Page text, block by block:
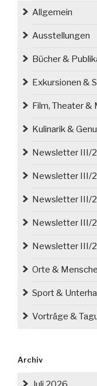
Menschen
Allgemein
Ausstellungen
Bücher &
Exkursionen &
Film, Theater &
Kulinarik &
Newsletter III/
Newsletter III/
Newsletter III/
Newsletter III/
Newsletter III/
Orte &
Sport &
Vorträge &
Archiv